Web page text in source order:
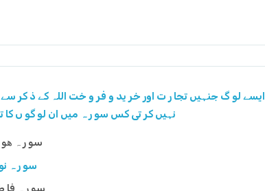
ایسے لو گ جنہیں تجا ر ت اور خر ید و فر و خت اللہ کے ذ کر
نہیں کر تی کس سو ر ہ میں ان لو گو ں کا
سو ر ہ
سو ر ہ
سو ر ہ فا